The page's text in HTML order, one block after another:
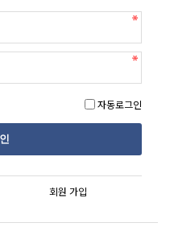
자동로그인
회원 가입